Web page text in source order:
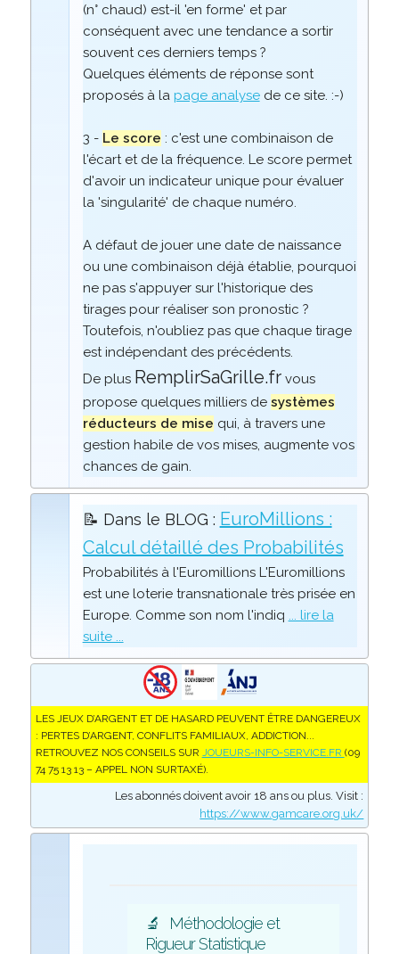
(n° chaud) est-il 'en forme' et par
conséquent avec une tendance a sortir
souvent ces derniers temps ?
Quelques éléments de réponse sont
proposés à la page analysede ce site. :-)
3 - Le score : c'est une combinaison de
l'écart et de la fréquence. Le score permet
d'avoir un indicateur unique pour évaluer
la 'singularité' de chaque numéro.
A défaut de jouer une date de naissance
ou une combinaison déjà établie, pourquoi
ne pas s'appuyer sur l'historique des
tirages pour réaliser son pronostic ?
Toutefois, n'oubliez pas que chaque tirage
est indépendant des précédents.
De plus RemplirSaGrille.frvous
propose quelques milliers de systèmes
réducteurs de mise qui, à travers une
gestion habile de vos mises, augmente vos
chances de gain.
📝 Dans le BLOG : EuroMillions :
Calcul détaillé des Probabilités
Probabilités à l'Euromillions L'Euromillions
est une loterie transnationale très prisée en
Europe. Comme son nom l'indiq ... lire la
suite ...
LES JEUX D’ARGENT ET DE HASARD PEUVENT ÊTRE DANGEREUX
: PERTES D’ARGENT, CONFLITS FAMILIAUX, ADDICTION...
RETROUVEZ NOS CONSEILS SUR JOUEURS-INFO-SERVICE.FR (09
74 75 13 13 – APPEL NON SURTAXÉ).
Les abonnés doivent avoir 18 ans ou plus. Visit :
https://www.gamcare.org.uk/
🔬
Méthodologie et
Rigueur Statistique